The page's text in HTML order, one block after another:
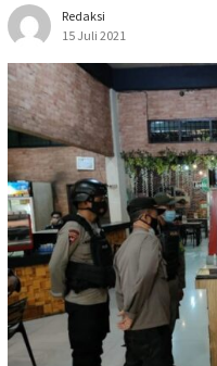
Redaksi
15 Juli 2021